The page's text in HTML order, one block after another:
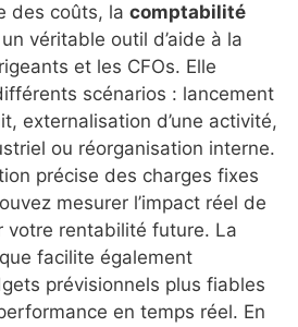
des coûts, la comptabilité
véritable outil d’aide à la
et les CFOs. Elle
scénarios : lancement
externalisation d’une activité,
ou réorganisation interne.
précise des charges fixes
mesurer l’impact réel de
votre rentabilité future. La
facilite également
prévisionnels plus fiables
en temps réel. En